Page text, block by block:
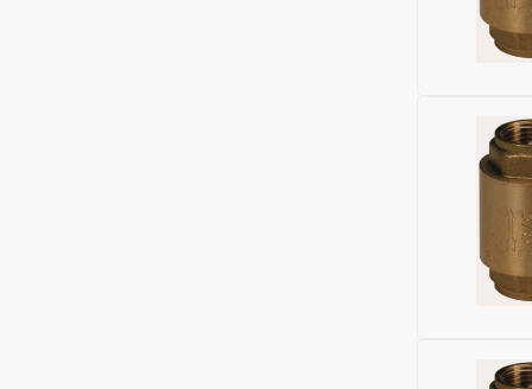
Высота
Глубина
Область
Диаметр,
Высота